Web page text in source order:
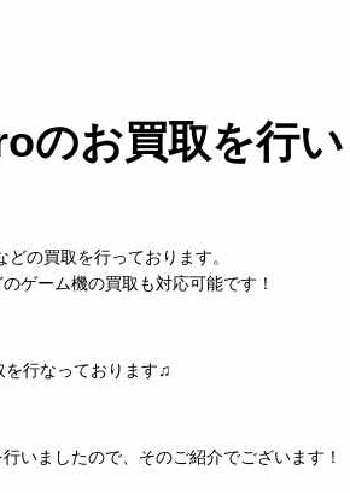
のお買取を行い
の買取を行っております。
ゲーム機の買取も対応可能です！
を行なっております♫
いましたので、そのご紹介でございます！